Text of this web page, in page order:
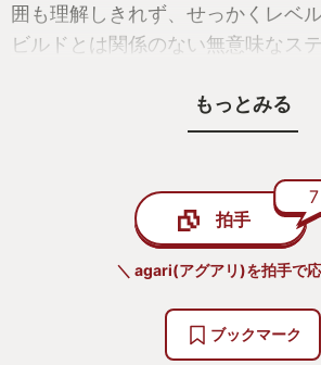
囲も理解しきれず、せっかくレベ
ビルドとは関係のない無意味なス
ゲームシステムへの理解が追いつ
いいのか分かっていなかったのだ。
それから数年後。毛色は異なるが
度アクションゲームである本作『
る機会があった。以前の挫折が尾
とだけという気持ちでプレイを開始
もっとみる
拍手
7
＼ agari(アグアリ)を拍手で
ブックマーク